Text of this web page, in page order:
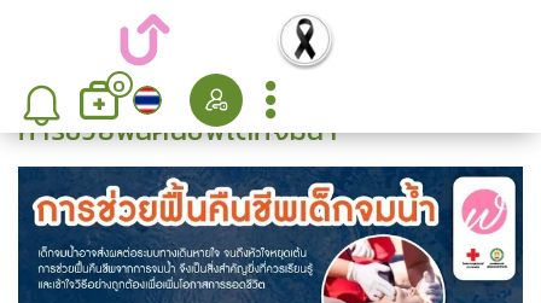
0
การช่วยฟื้นคืนชีพเด็กจมน้ำ